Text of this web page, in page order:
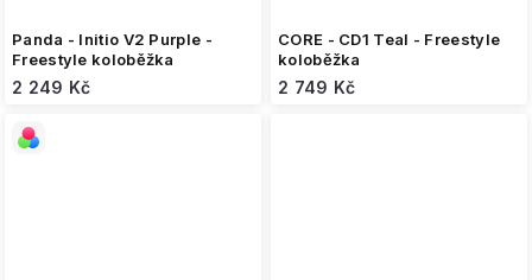
Panda - Initio V2 Purple -
Freestyle koloběžka
2 249 Kč
CORE - CD1 Teal - Freestyle
koloběžka
2 749 Kč